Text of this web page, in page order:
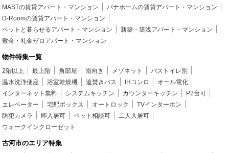
MASTの賃貸アパート・マンション
パナホームの賃貸アパート・マンション
D-Roomの賃貸アパート・マンション
ペットと暮らせるアパート・マンション
新築・築浅アパート・マンション
敷金・礼金ゼロアパート・マンション
物件特集一覧
2階以上 最上階 角部屋 南向き メゾネット
バストイレ別
温水洗浄便座
浴室乾燥機 追焚きバス IHコンロ
オール電化
インターネット無料
システムキッチン カウンターキッチン
P2台可
エレベーター
宅配ボックス オートロック
TVインターホン
防犯カメラ
即入居可 ペット相談可
二人入居可
ウォークインクローゼット
古河市のエリア特集